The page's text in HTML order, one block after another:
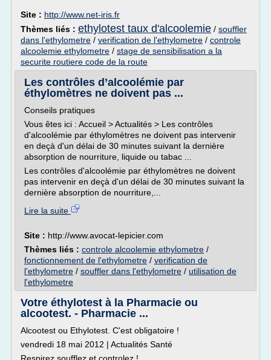
Site : http://www.net-iris.fr
Thèmes liés : ethylotest taux d'alcoolemie / souffler
dans l'ethylometre / verification de l'ethylometre / controle
alcoolemie ethylometre / stage de sensibilisation a la
securite routiere code de la route
Les contrôles d’alcoolémie par
éthylomètres ne doivent pas ...
Conseils pratiques
Vous êtes ici : Accueil > Actualités > Les contrôles
d'alcoolémie par éthylomètres ne doivent pas intervenir
en deçà d'un délai de 30 minutes suivant la dernière
absorption de nourriture, liquide ou tabac ...
Les contrôles d'alcoolémie par éthylomètres ne doivent
pas intervenir en deçà d'un délai de 30 minutes suivant la
dernière absorption de nourriture,...
Lire la suite
Site : http://www.avocat-lepicier.com
Thèmes liés : controle alcoolemie ethylometre /
fonctionnement de l'ethylometre / verification de
l'ethylometre / souffler dans l'ethylometre / utilisation de
l'ethylometre
Votre éthylotest à la Pharmacie ou
alcootest. - Pharmacie ...
Alcootest ou Ethylotest. C'est obligatoire !
vendredi 18 mai 2012 | Actualités Santé